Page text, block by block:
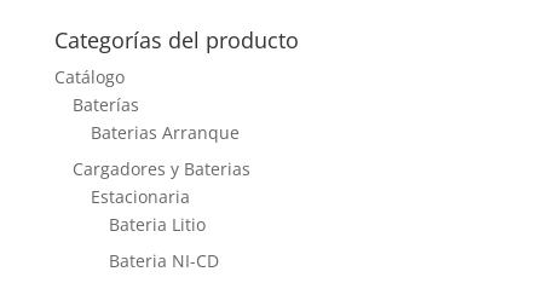
Categorías del producto
Catálogo
Baterías
Baterias Arranque
Cargadores y Baterias
Estacionaria
Bateria Litio
Bateria NI-CD